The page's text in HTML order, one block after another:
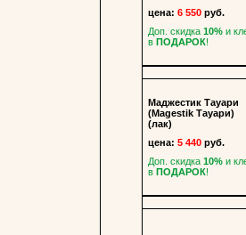
цена:6 550руб.
Доп. скидка10% и
вПОДАРОК!
Маджестик Тауари
(Magestik Тауари)
(лак)
цена:5 440руб.
Доп. скидка10% и
вПОДАРОК!